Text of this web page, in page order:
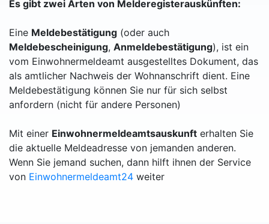
Es gibt zwei Arten von Melderegisterauskünften:
Eine Meldebestätigung (oder auch
Meldebescheinigung, Anmeldebestätigung), ist ein
vom Einwohnermeldeamt ausgestelltes Dokument, das
als amtlicher Nachweis der Wohnanschrift dient. Eine
Meldebestätigung können Sie nur für sich selbst
anfordern (nicht für andere Personen)
Mit einer Einwohnermeldeamtsauskunft erhalten Sie
die aktuelle Meldeadresse von jemanden anderen.
Wenn Sie jemand suchen, dann hilft ihnen der Service
von Einwohnermeldeamt24 weiter